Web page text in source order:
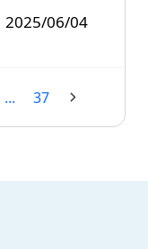
2025/06/04
... 37